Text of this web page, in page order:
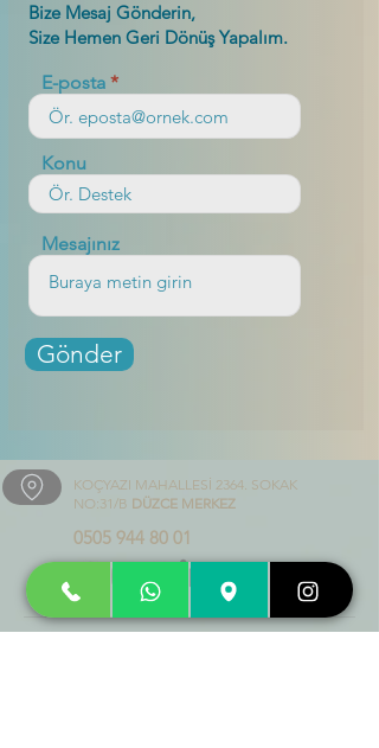
Bize Mesaj Gönderin,
Size Hemen Geri Dönüş Yapalım.
E-posta
Konu
Mesajınız
Gönder
KOÇYAZI MAHALLESİ 2364. SOKAK
NO:31/B DÜZCE MERKEZ
0505 944 80 01